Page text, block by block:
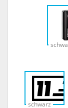
schwarz